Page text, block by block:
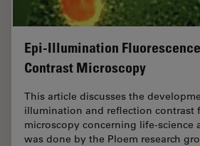
Epi-Illumination
Contrast Microscopy
This article discusses the
illumination and reflection contrast
microscopy concerning life-science
was done by the Ploem research